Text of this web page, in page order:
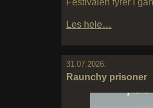
Les hele…
31.07.2026:
Raunchy prisoner